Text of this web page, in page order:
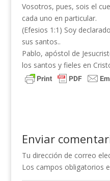
Vosotros, pues, sois el
cada uno en particular.
(Efesios 1:1) Soy
sus santos..
Pablo, apóstol de
los santos y fieles en
Enviar
Tu dirección de correo
Los campos obligatorios